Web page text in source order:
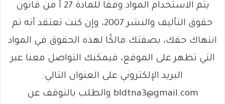
يتم الاستخدام المواد وفقًا للمادة 27 أ من قانون
حقوق التأليف والنشر 2007، وإن كنت تعتقد أنه تم
انتهاك حقك، بصفتك مالكًا لهذه الحقوق في المواد
التي تظهر على الموقع، فيمكنك التواصل معنا عبر
البريد الإلكتروني على العنوان التالي:
bldtna3@gmail.com والطلب بالتوقف عن